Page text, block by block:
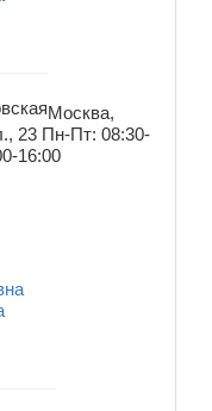
Москва,
23 Пн-Пт: 08:30-
16:00